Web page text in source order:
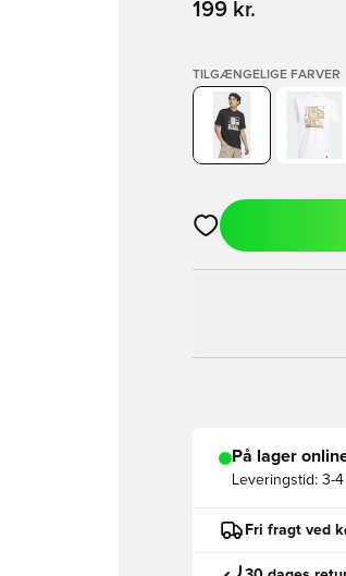
199 kr.
TILGÆNGELIGE FARVER
Åbner en Modal til
På lager
Leveringstid: 3-
Fri fragt ved